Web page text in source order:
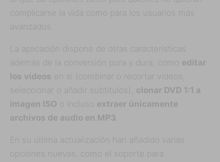
complicarse la vida como para los usuarios más
avanzados.
La aplicación dispone de otras características
además de la conversión pura y dura, como editar
los vídeos en si (combinar o recortar vídeos,
seleccionar o añadir subtítulos), clonar DVD 1:1 a
imagen ISO o incluso extraer únicamente
archivos de audio en MP3.
En su última actualización han añadido varias
opciones nuevas, como el soporte para